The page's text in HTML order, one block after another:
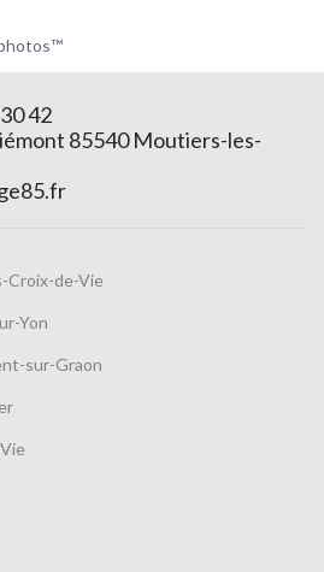
42
85540 Moutiers-les-
Croix-de-Vie
Yon
sur-Graon